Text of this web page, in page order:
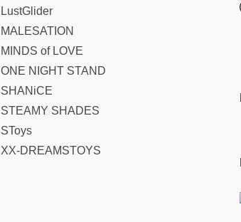
LustGlider
MALESATION
MINDS of LOVE
ONE NIGHT STAND
SHANiCE
STEAMY SHADES
SToys
XX-DREAMSTOYS